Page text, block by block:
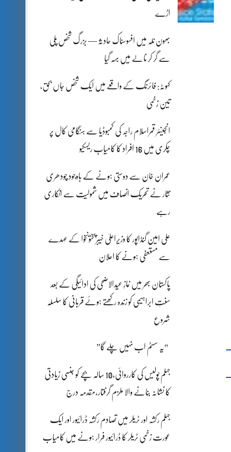
اڑے
بھون نلہ میں افسوسناک حادثہ — بزرگ شخص پلی
سے گر کر نالے میں بہہ گیا
کہوٹہ: فائرنگ کے واقعے میں ایک شخص جاں بحق،
تین زخمی
انجینئر قمراسلام راجہ کی کمبوڈیا سے ہنگامی کال پر
چکری میں 16 افراد کا کامیاب ریسکیو
عمران خان سے دوستی ہونے کے باوجود چودھری
نثار نے تحریک انصاف میں شمولیت سے انکاری
رہے
علی امین گنڈاپور کا وزیراعلیٰ خیبرپختونخوا کے عہدے
سے مستعفی ہونے کا اعلان
پاکستان بھر میں نمازِ عیدالاضحی کی ادائیگی کے بعد
سنتِ ابراہیمی کو زندہ رکھتے ہوئے قربانی کا سلسلہ
شروع
“یہ سسٹم اب نہیں چلے گا”
جہلم پولیس کی کارروائی،10 سالہ بچے کو جنسی زیادتی
کا نشانہ بنانے والا ملزم گرفتار،مقدمہ درج
جہلم رکشہ اور ٹریلر میں تصادم رکشہ ڈرائیور اور ایک
عورت زخمی ٹریلر کا ڈرائیور فرار ہونے میں کامیاب